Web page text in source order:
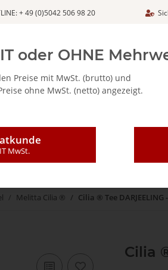
+ 49 (0)5042 506 98 20
CAFFÈ MAJESTIC
Melitta Cilia ® Cilia ® Tee DARJEELING
Cilia
oder OHNE
Preise mit MwSt. (brutto) und
ohne MwSt. (netto) angezeigt.
MwSt.